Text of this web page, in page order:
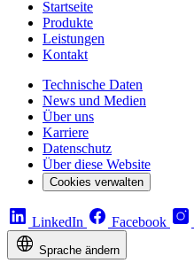
Startseite
Produkte
Leistungen
Kontakt
Technische Daten
News und Medien
Über uns
Karriere
Datenschutz
Über diese Website
Cookies verwalten
LinkedIn Facebook
Sprache ändern